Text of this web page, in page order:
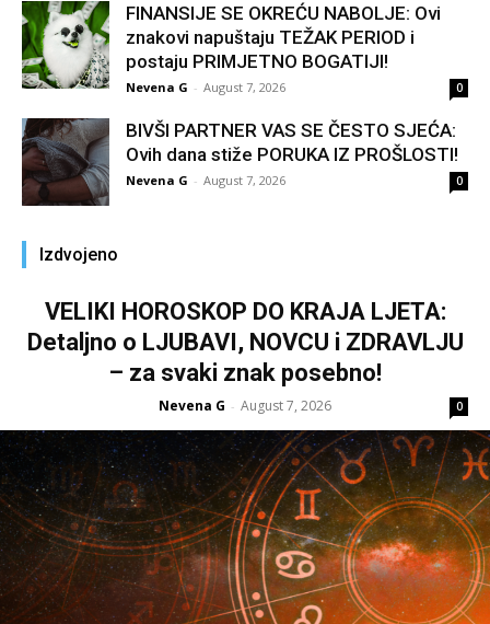
FINANSIJE SE OKREĆU NABOLJE: Ovi
znakovi napuštaju TEŽAK PERIOD i
postaju PRIMJETNO BOGATIJI!
Nevena G - August 7, 2026 0
BIVŠI PARTNER VAS SE ČESTO SJEĆA:
Ovih dana stiže PORUKA IZ PROŠLOSTI!
Nevena G - August 7, 2026 0
Izdvojeno
VELIKI HOROSKOP DO KRAJA LJETA:
Detaljno o LJUBAVI, NOVCU i ZDRAVLJU
– za svaki znak posebno!
Nevena G - August 7, 2026 0